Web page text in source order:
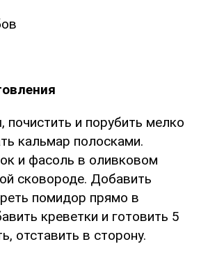
почистить и порубить мелко
кальмар полосками.
и фасоль в оливковом
сковороде. Добавить
помидор прямо в
креветки и готовить 5
отставить в сторону.